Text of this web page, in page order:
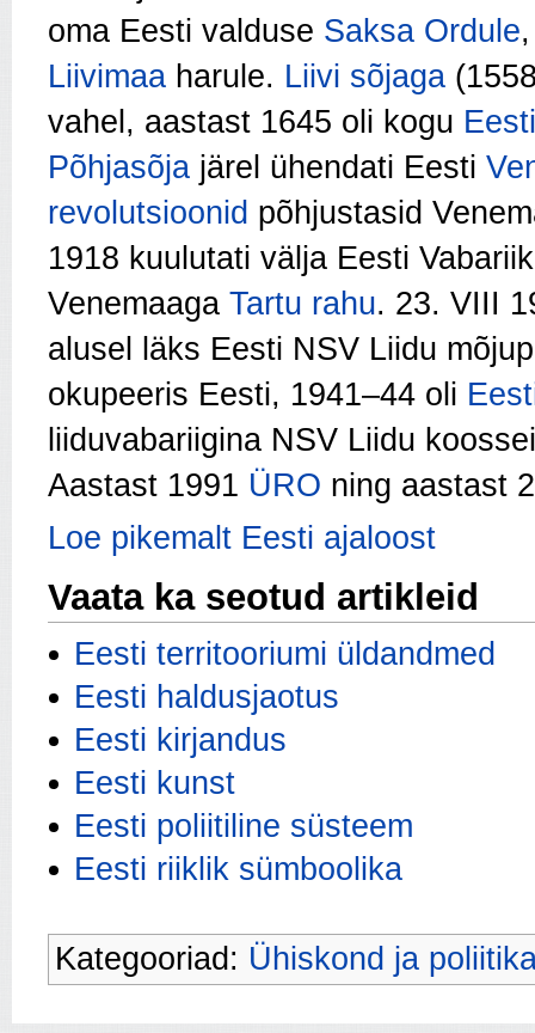
oma Eesti valduse Saksa Ordule
Liivimaa harule. Liivi sõjaga
vahel, aastast 1645 oli kogu
Põhjasõja järel ühendati Eesti
revolutsioonid põhjustasid
1918 kuulutati välja Eesti
Venemaaga Tartu rahu. 23. VIII
alusel läks Eesti NSV Liidu
okupeeris Eesti, 1941–44 oli
liiduvabariigina NSV Liidu
Aastast 1991 ÜRO ning aastast
Loe pikemalt Eesti ajaloost
Vaata ka seotud artikleid
Eesti territooriumi üldandmed
Eesti haldusjaotus
Eesti kirjandus
Eesti kunst
Eesti poliitiline süsteem
Eesti riiklik sümboolika
Kategooriad: Ühiskond ja